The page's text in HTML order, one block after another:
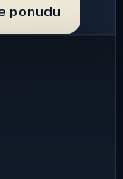
ponudu